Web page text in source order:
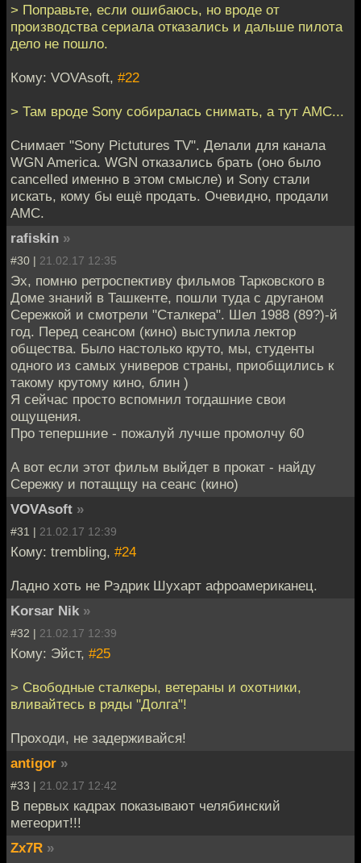
> Поправьте, если ошибаюсь, но вроде от
производства сериала отказались и дальше пилота
дело не пошло.
Кому: VOVAsoft, #22
> Там вроде Sony собиралась снимать, а тут AMC...
Снимает "Sony Pictutures TV". Делали для канала
WGN America. WGN отказались брать (оно было
cancelled именно в этом смысле) и Sony стали
искать, кому бы ещё продать. Очевидно, продали
AMC.
rafiskin »
#30 | 21.02.17 12:35
Эх, помню ретроспективу фильмов Тарковского в
Доме знаний в Ташкенте, пошли туда с друганом
Сережкой и смотрели "Сталкера". Шел 1988 (89?)-й
год. Перед сеансом (кино) выступила лектор
общества. Было настолько круто, мы, студенты
одного из самых универов страны, приобщились к
такому крутому кино, блин )
Я сейчас просто вспомнил тогдашние свои
ощущения.
Про тепершние - пожалуй лучше промолчу 60
А вот если этот фильм выйдет в прокат - найду
Сережку и потащщу на сеанс (кино)
VOVAsoft »
#31 | 21.02.17 12:39
Кому: trembling, #24
Ладно хоть не Рэдрик Шухарт афроамериканец.
Korsar Nik »
#32 | 21.02.17 12:39
Кому: Эйст, #25
> Свободные сталкеры, ветераны и охотники,
вливайтесь в ряды "Долга"!
Проходи, не задерживайся!
antigor »
#33 | 21.02.17 12:42
В первых кадрах показывают челябинский
метеорит!!!
Zx7R »